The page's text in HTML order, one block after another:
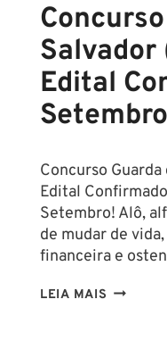
Salvador
Edital
Concurso
Edital
Setembro! Alô,
de mudar de
financeira e
LEIA MAIS